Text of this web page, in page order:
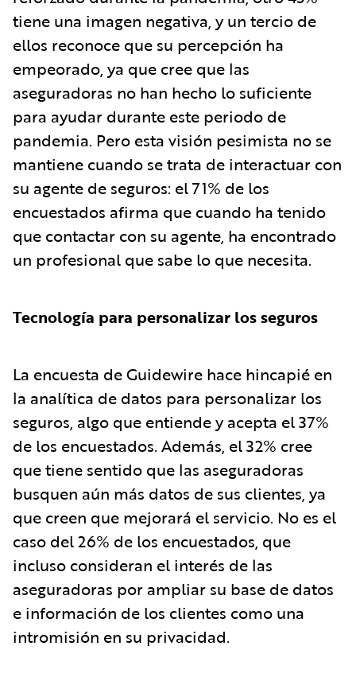
tiene una imagen negativa, y un tercio de
ellos reconoce que su percepción ha
empeorado, ya que cree que las
aseguradoras no han hecho lo suficiente
para ayudar durante este periodo de
pandemia. Pero esta visión pesimista no se
mantiene cuando se trata de interactuar con
su agente de seguros: el 71% de los
encuestados afirma que cuando ha tenido
que contactar con su agente, ha encontrado
un profesional que sabe lo que necesita.
Tecnología para personalizar los seguros
La encuesta de Guidewire hace hincapié en
la analítica de datos para personalizar los
seguros, algo que entiende y acepta el 37%
de los encuestados. Además, el 32% cree
que tiene sentido que las aseguradoras
busquen aún más datos de sus clientes, ya
que creen que mejorará el servicio. No es el
caso del 26% de los encuestados, que
incluso consideran el interés de las
aseguradoras por ampliar su base de datos
e información de los clientes como una
intromisión en su privacidad.